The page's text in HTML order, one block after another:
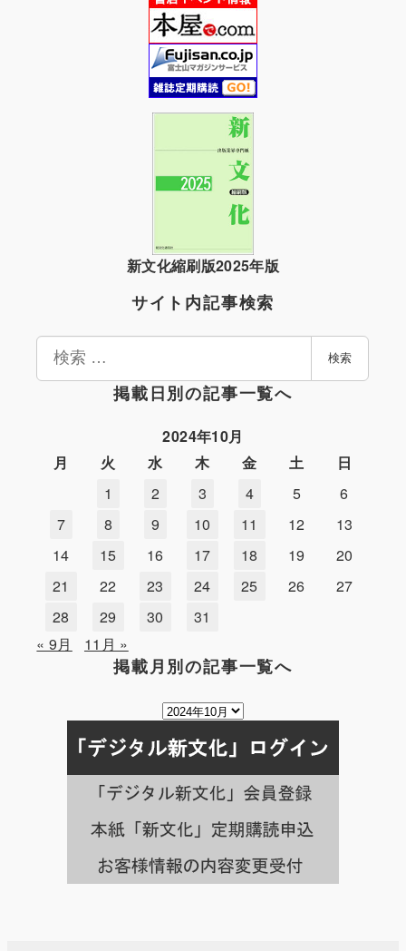
新文化縮刷版2025年版
サイト内記事検索
検
検索
掲載日別の記事一覧へ
2024年10月
月
火 水 木 金 土
日
1
2 3 4 5
6
7
8 9 10 11 12
13
14
15 16 17 18 19
20
21
22 23 24 25 26
27
28
29 30
31
« 9月
11月 »
掲載月別の記事一覧へ
掲
月
別
の
事
一
覧